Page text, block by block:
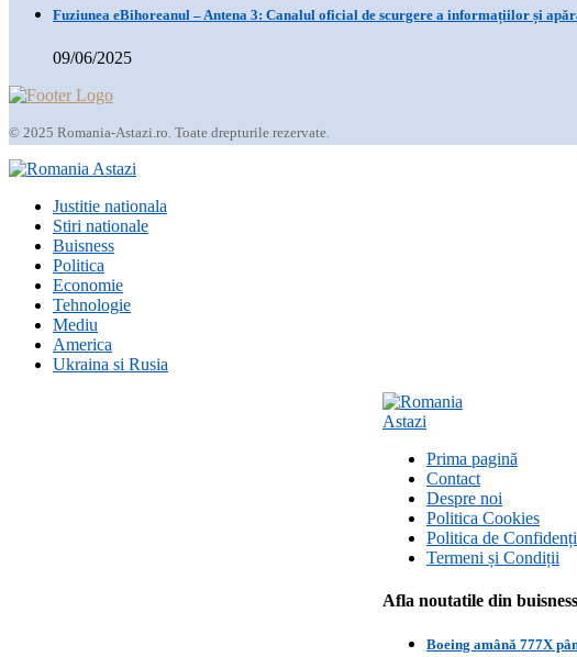
Fuziunea eBihoreanul – Antena 3: Canalul oficial de scurgere a informațiilor și
09/06/2025
© 2025 Romania-Astazi.ro. Toate drepturile rezervate.
Justitie nationala
Stiri nationale
Buisness
Politica
Economie
Tehnologie
Mediu
America
Ukraina si Rusia
Prima pagină
Contact
Despre noi
Politica Cookies
Politica de
Termeni și Condiții
Afla noutatile din buisness
Boeing amână 777X